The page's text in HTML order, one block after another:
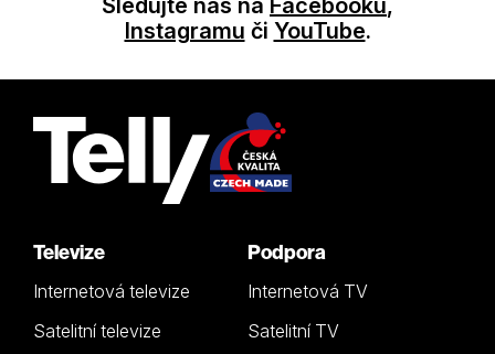
Sledujte nás na Facebooku,
Instagramu či YouTube.
Televize
Internetová televize
Satelitní televize
Podpora
Internetová TV
Satelitní TV